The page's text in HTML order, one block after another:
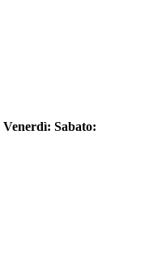
Venerdì: Sabato: